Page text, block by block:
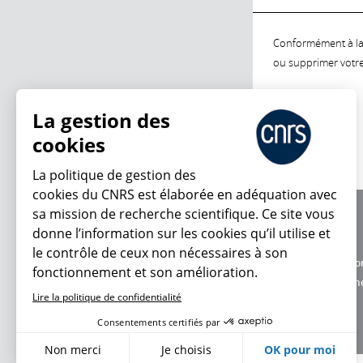
Conformément à
ou supprimer
Charte
Données
La gestion des
cookies
La politique de gestion des
cookies du CNRS est élaborée en adéquation avec
sa mission de recherche scientifique. Ce site vous
donne l’information sur les cookies qu’il utilise et
le contrôle de ceux non nécessaires à son
fonctionnement et son amélioration.
Lire la politique de confidentialité
Consentements certifiés par
Non merci Je choisis OK pour moi